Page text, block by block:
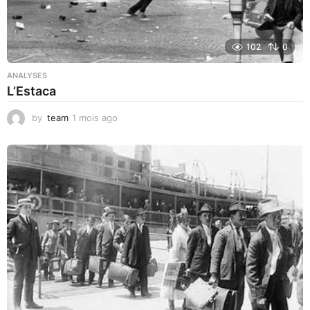
102 0
ANALYSES
L’Estaca
by team 1 mois ago
i
s
a
o